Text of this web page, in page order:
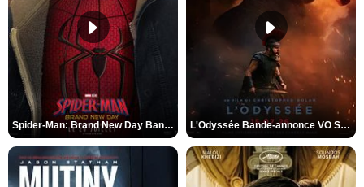
Spider-Man: Brand New Day Bande-annonce VO STFR L'Odyssée Bande-annonce VO STFR